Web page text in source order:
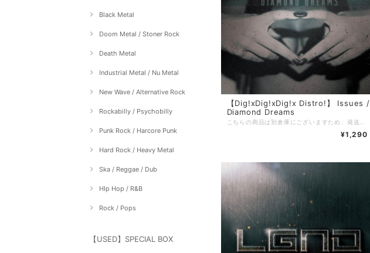
Black Metal
Doom Metal / Stoner Rock
Death Metal
Industrial Metal / Nu Metal
New Wave / Alternative Rock
Rockabilly / Psychobilly
Punk Rock / Harcore Punk
Hard Rock / Heavy Metal
Ska / Reggae / Dub
HIp Hop / R&B
Rock / Pops
【USED】SPECIAL BOX
【Dig!xDig!xDig!x Distro!】 Issues /
Diamond Dreams
こちらの商品は別倉庫にございますため、発送までに3〜4週間を頂戴しております。 ※通常発送の商品と一緒にご注文頂いた場合はすべての商品が揃い次第の発送となりますことご留意のほどお願い申し上げます。 =================================== 【Dig!xDig!xDig!x Distro!】 当店を利用したことがある方の多くは知っているであろう、滋賀のDig!xDig!xDig!x Distro!。 現在店主のやんち氏(5PM PROMISE / JUSTICE FOR REASON)が中国にいるため、彼が帰国するまでの間当店でDig!xDig!xDig!x Distro!の在庫を預かり販売しております。 当店で売れたDig!xDig!xDig!x Distro!の売り上げは彼のお店が復帰後にお渡しするので、それでまたヲタ歓喜な音源を入荷してもらいましょう！
¥1,290